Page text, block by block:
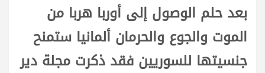
بعد حلم الوصول إلى أوربا هربا من
الموت والجوع والحرمان ألمانيا ستمنح
جنسيتها للسوريين فقد ذكرت مجلة دير